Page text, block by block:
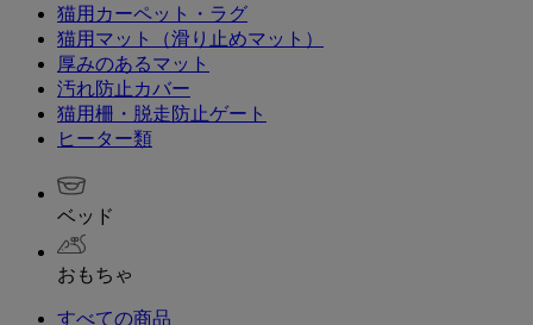
猫用カーペット・ラグ
猫用マット（滑り止めマット）
厚みのあるマット
汚れ防止カバー
猫用柵・脱走防止ゲート
ヒーター類
ベッド
おもちゃ
すべての商品